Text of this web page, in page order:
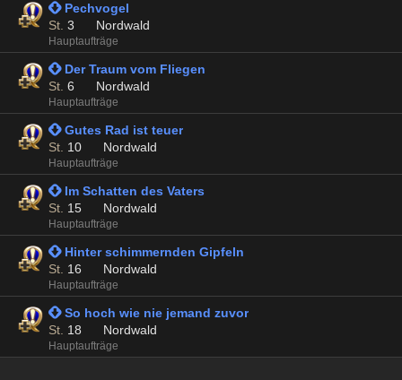
 Pechvogel
St. 3 Nordwald
Hauptaufträge
 Der Traum vom Fliegen
St. 6 Nordwald
Hauptaufträge
 Gutes Rad ist teuer
St. 10 Nordwald
Hauptaufträge
 Im Schatten des Vaters
St. 15 Nordwald
Hauptaufträge
 Hinter schimmernden Gipfeln
St. 16 Nordwald
Hauptaufträge
 So hoch wie nie jemand zuvor
St. 18 Nordwald
Hauptaufträge